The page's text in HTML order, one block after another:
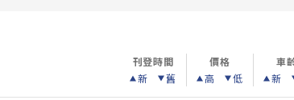
刊登時間
新
舊
價格
高
低
車
新